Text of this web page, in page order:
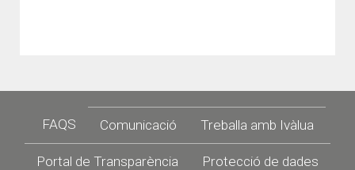
Footer
FAQS Comunicació Treballa amb Ivàlua
Portal de Transparència Protecció de dades